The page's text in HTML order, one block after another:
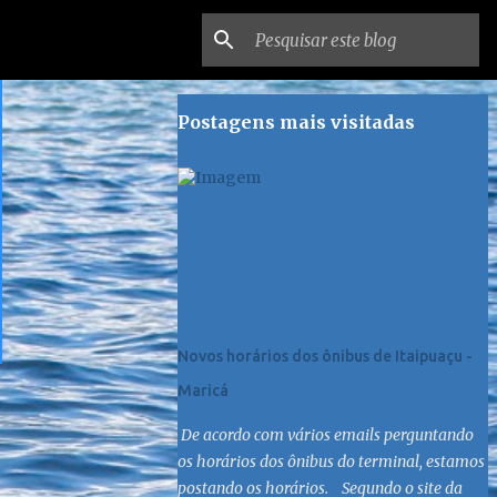
Postagens mais visitadas
Novos horários dos ônibus de Itaipuaçu -
Maricá
De acordo com vários emails perguntando
os horários dos ônibus do terminal, estamos
postando os horários. Segundo o site da